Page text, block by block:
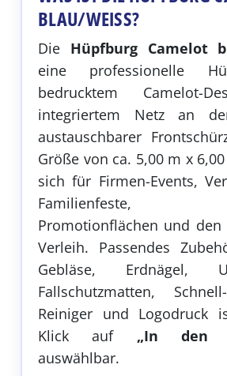
BLAU/WEISS?
Die Hüpfburg Camelot
eine professionelle
bedrucktem Camelot-
integriertem Netz an
austauschbarer
Größe von ca. 5,00 m x
sich für Firmen-Events,
Familienfeste,
Promotionflächen und den
Verleih. Passendes
Gebläse, Erdnägel,
Fallschutzmatten, Schnell-
Reiniger und Logodruck
Klick auf „In den
auswählbar.